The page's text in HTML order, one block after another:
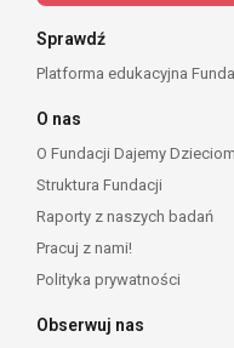
Sprawdź
Platforma edukacyjna
O nas
O Fundacji Dajemy
Struktura Fundacji
Raporty z naszych badań
Pracuj z nami!
Polityka prywatności
Obserwuj nas